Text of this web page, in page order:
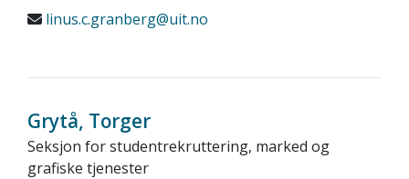
linus.c.granberg@uit.no
Grytå, Torger
Seksjon for studentrekruttering, marked og
grafiske tjenester